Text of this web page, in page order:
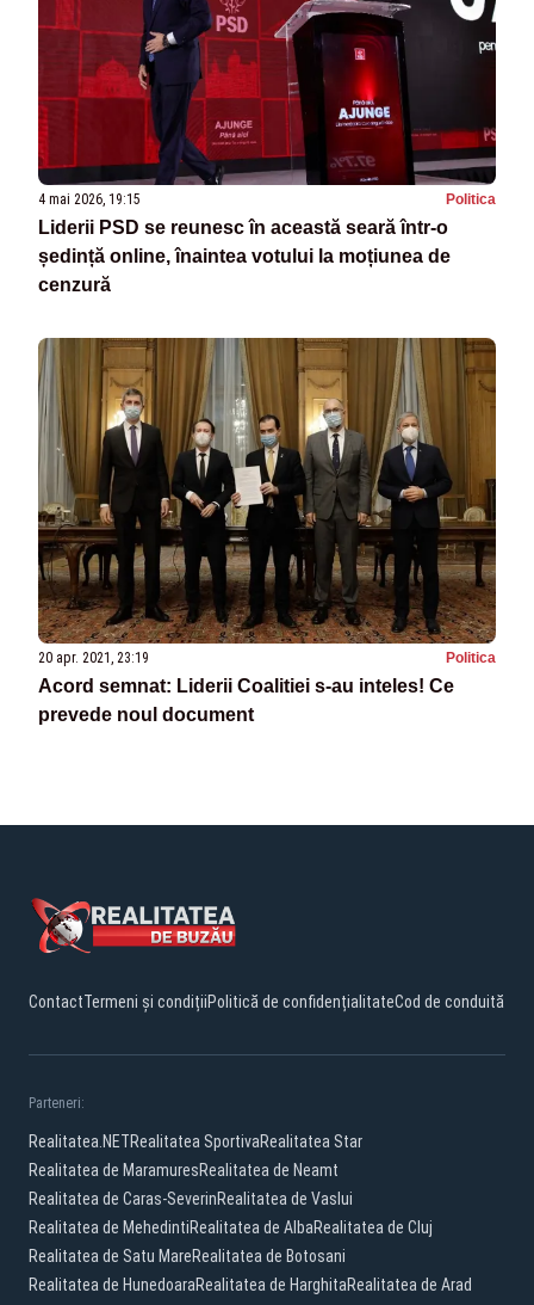
4 mai 2026, 19:15 Politica
Liderii PSD se reunesc în această seară într-o
ședință online, înaintea votului la moțiunea de
cenzură
20 apr. 2021, 23:19 Politica
Acord semnat: Liderii Coalitiei s-au inteles! Ce
prevede noul document
ContactTermeni și condițiiPolitică de confidențialitateCod de conduită
Parteneri:
Realitatea.NETRealitatea SportivaRealitatea Star
Realitatea de MaramuresRealitatea de Neamt
Realitatea de Caras-SeverinRealitatea de Vaslui
Realitatea de MehedintiRealitatea de AlbaRealitatea de Cluj
Realitatea de Satu MareRealitatea de Botosani
Realitatea de HunedoaraRealitatea de HarghitaRealitatea de Arad